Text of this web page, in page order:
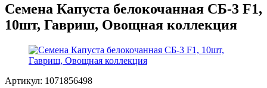
Семена Капуста белокочанная СБ-3 F1,
10шт, Гавриш, Овощная коллекция
Артикул: 1071856498